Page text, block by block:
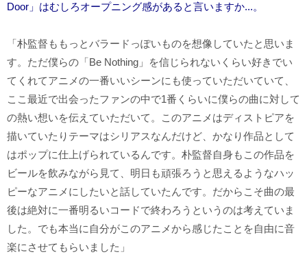
Door」はむしろオープニング感があると言いますか...。
「朴監督ももっとバラードっぽいものを想像していたと思いま
す。ただ僕らの「Be Nothing」を信じられないくらい好きでい
てくれてアニメの一番いいシーンにも使っていただいていて、
ここ最近で出会ったファンの中で1番くらいに僕らの曲に対して
の熱い想いを伝えていただいて。このアニメはディストピアを
描いていたりテーマはシリアスなんだけど、かなり作品として
はポップに仕上げられているんです。朴監督自身もこの作品を
ビールを飲みながら見て、明日も頑張ろうと思えるようなハッ
ピーなアニメにしたいと話していたんです。だからこそ曲の最
後は絶対に一番明るいコードで終わろうというのは考えていま
した。でも本当に自分がこのアニメから感じたことを自由に音
楽にさせてもらいました」